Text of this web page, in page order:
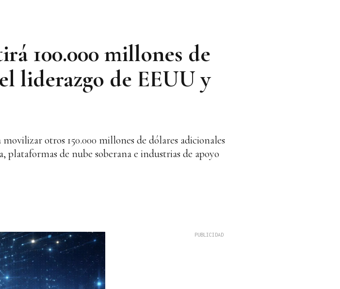
100.000 millones de
liderazgo de EEUU y
otros 150.000 millones de dólares adicionales
de nube soberana e industrias de apoyo